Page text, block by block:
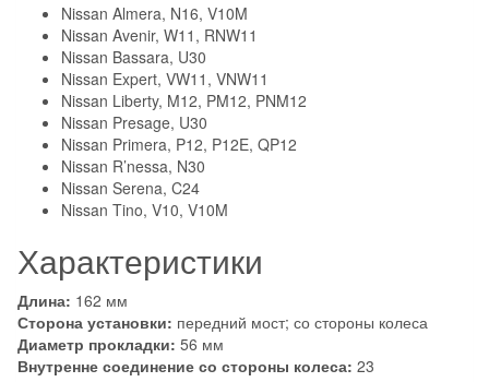
Nissan Almera, N16, V10M
Nissan Avenir, W11, RNW11
Nissan Bassara, U30
Nissan Expert, VW11, VNW11
Nissan Liberty, M12, PM12, PNM12
Nissan Presage, U30
Nissan Primera, P12, P12E, QP12
Nissan R’nessa, N30
Nissan Serena, C24
Nissan Tino, V10, V10M
Характеристики
Длина: 162 мм
Сторона установки: передний мост; со стороны колеса
Диаметр прокладки: 56 мм
Внутренне соединение со стороны колеса: 23